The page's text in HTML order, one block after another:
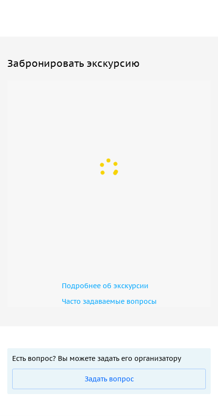
Забронировать экскурсию
Подробнее об экскурсии
Часто задаваемые вопросы
Есть вопрос? Вы можете задать его организатору
Задать вопрос